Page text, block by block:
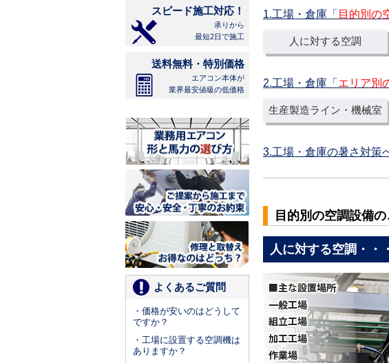
スピード施工対応！
承りから
最短2日で施工
送料無料・特別価格
エアコン本体が
業界最安値級の低価格
よくあるご質問
・価格が安いのはどうして
ですか？
・工場に設置する空調機は
ありますか？
1.工場・倉庫「 目的別の
人に対する空調
2.工場・倉庫「 エリア別
生産製造ライン・機械室
3.工場・倉庫の暑さ対策
目的別の空調設備
人に対する空調・・